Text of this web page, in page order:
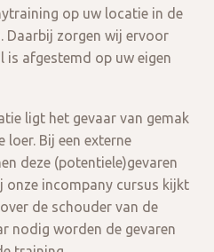
op uw locatie in de
Daarbij zorgen wij ervoor
afgestemd op uw eigen
ligt het gevaar van gemak
Bij een externe
deze (potentiele)gevaren
onze incompany cursus kijkt
de schouder van de
nodig worden de gevaren